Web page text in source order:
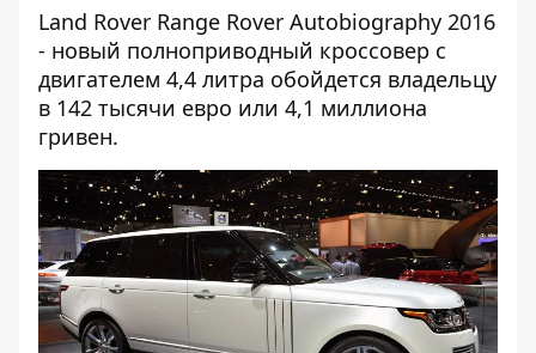
Land Rover Range Rover Autobiography 2016
- новый полноприводный кроссовер с
двигателем 4,4 литра обойдется владельцу
в 142 тысячи евро или 4,1 миллиона
гривен.